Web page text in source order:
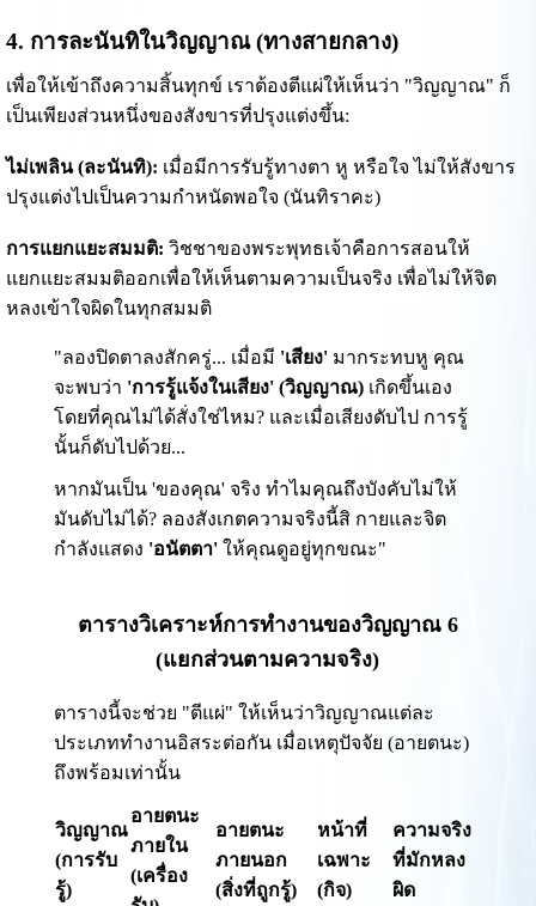
4. การละนันทิในวิญญาณ (ทางสายกลาง)
เพื่อให้เข้าถึงความสิ้นทุกข์ เราต้องตีแผ่ให้เห็นว่า "วิญญาณ" ก็
เป็นเพียงส่วนหนึ่งของสังขารที่ปรุงแต่งขึ้น:
ไม่เพลิน (ละนันทิ): เมื่อมีการรับรู้ทางตา หู หรือใจ ไม่ให้สังขาร
ปรุงแต่งไปเป็นความกำหนัดพอใจ (นันทิราคะ)
การแยกแยะสมมติ: วิชชาของพระพุทธเจ้าคือการสอนให้
แยกแยะสมมติออกเพื่อให้เห็นตามความเป็นจริง เพื่อไม่ให้จิต
หลงเข้าใจผิดในทุกสมมติ
"ลองปิดตาลงสักครู่... เมื่อมี 'เสียง'มากระทบหู คุณ
จะพบว่า 'การรู้แจ้งในเสียง' (วิญญาณ)เกิดขึ้นเอง
โดยที่คุณไม่ได้สั่งใช่ไหม? และเมื่อเสียงดับไป การรู้
นั้นก็ดับไปด้วย...
หากมันเป็น 'ของคุณ' จริง ทำไมคุณถึงบังคับไม่ให้
มันดับไม่ได้? ลองสังเกตความจริงนี้สิ กายและจิต
กำลังแสดง 'อนัตตา'ให้คุณดูอยู่ทุกขณะ"
ตารางวิเคราะห์การทำงานของวิญญาณ 6
(แยกส่วนตามความจริง)
ตารางนี้จะช่วย "ตีแผ่" ให้เห็นว่าวิญญาณแต่ละ
ประเภททำงานอิสระต่อกัน เมื่อเหตุปัจจัย (อายตนะ)
ถึงพร้อมเท่านั้น
วิญญาณ
(การรับ
รู้)
อายตนะ
ภายใน
(เครื่อง
อายตนะ
ภายนอก
(สิ่งที่ถูกรู้)
หน้าที่
เฉพาะ
(กิจ)
ความจริง
ที่มักหลง
ผิด